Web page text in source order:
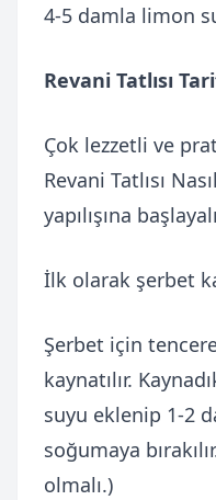
4-5 damla limon
Revani Tatlısı
Çok lezzetli ve
Revani Tatlısı
yapılışına
İlk olarak şerbet
Şerbet için
kaynatılır.
suyu eklenip 1-2
soğumaya
olmalı.)